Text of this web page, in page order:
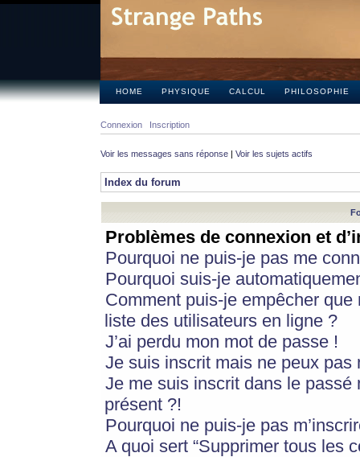
HOME PHYSIQUE CALCUL PHILOSOPHIE
Connexion Inscription
Voir les messages sans réponse | Voir les sujets actifs
Index du forum
Problèmes de connexion et
Pourquoi ne puis-je pas me
Pourquoi suis-je
Comment puis-je empêcher
liste des utilisateurs en ligne ?
J’ai perdu mon mot de passe !
Je suis inscrit mais ne peux pas
Je me suis inscrit dans le
présent ?!
Pourquoi ne puis-je pas
A quoi sert “Supprimer tous les